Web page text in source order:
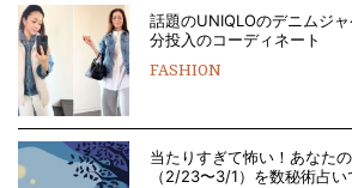
話題のUNIQLOのデニムジ
分投入のコーディネート
FASHION
当たりすぎて怖い！あなた
（2/23〜3/1）を数秘術占